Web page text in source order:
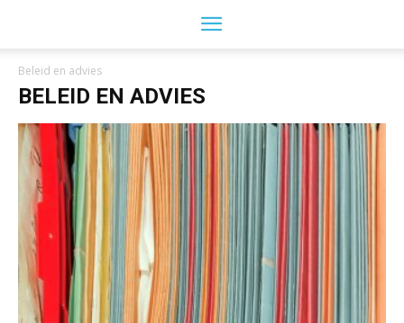
Beleid en advies
BELEID EN ADVIES